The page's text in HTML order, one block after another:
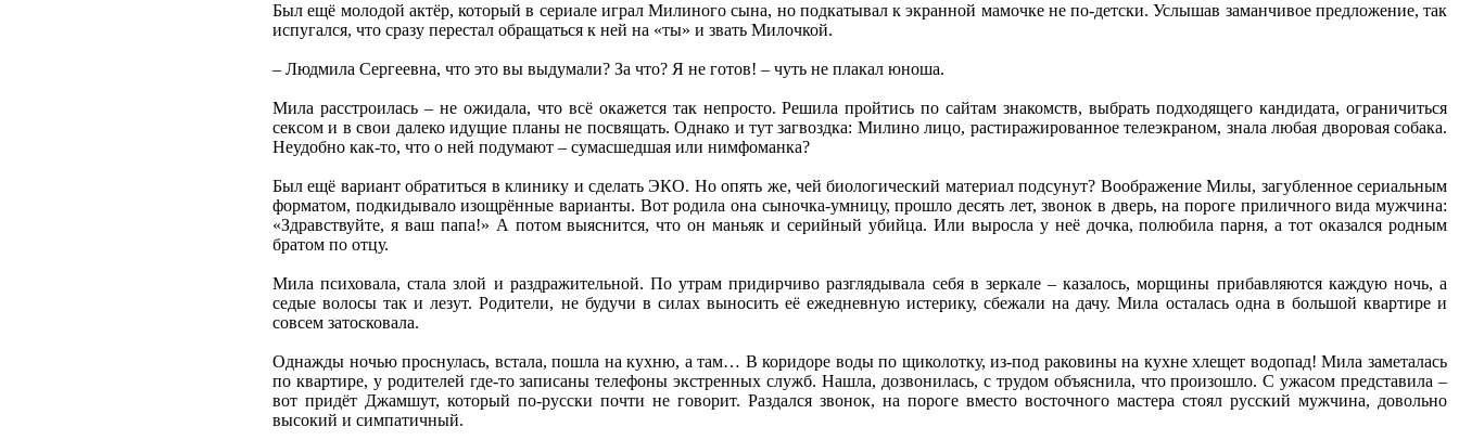
Был ещё молодой актёр, который в сериале играл Милиного сына, но подкатывал к экранной мамочке не по-детски. Услышав заманчивое предложение, так
испугался, что сразу перестал обращаться к ней на «ты» и звать Милочкой.
– Людмила Сергеевна, что это вы выдумали? За что? Я не готов! – чуть не плакал юноша.
Мила расстроилась – не ожидала, что всё окажется так непросто. Решила пройтись по сайтам знакомств, выбрать подходящего кандидата, ограничиться
сексом и в свои далеко идущие планы не посвящать. Однако и тут загвоздка: Милино лицо, растиражированное телеэкраном, знала любая дворовая собака.
Неудобно как-то, что о ней подумают – сумасшедшая или нимфоманка?
Был ещё вариант обратиться в клинику и сделать ЭКО. Но опять же, чей биологический материал подсунут? Воображение Милы, загубленное сериальным
форматом, подкидывало изощрённые варианты. Вот родила она сыночка-умницу, прошло десять лет, звонок в дверь, на пороге приличного вида мужчина:
«Здравствуйте, я ваш папа!» А потом выяснится, что он маньяк и серийный убийца. Или выросла у неё дочка, полюбила парня, а тот оказался родным
братом по отцу.
Мила психовала, стала злой и раздражительной. По утрам придирчиво разглядывала себя в зеркале – казалось, морщины прибавляются каждую ночь, а
седые волосы так и лезут. Родители, не будучи в силах выносить её ежедневную истерику, сбежали на дачу. Мила осталась одна в большой квартире и
совсем затосковала.
Однажды ночью проснулась, встала, пошла на кухню, а там… В коридоре воды по щиколотку, из-под раковины на кухне хлещет водопад! Мила заметалась
по квартире, у родителей где-то записаны телефоны экстренных служб. Нашла, дозвонилась, с трудом объяснила, что произошло. С ужасом представила –
вот придёт Джамшут, который по-русски почти не говорит. Раздался звонок, на пороге вместо восточного мастера стоял русский мужчина, довольно
высокий и симпатичный.